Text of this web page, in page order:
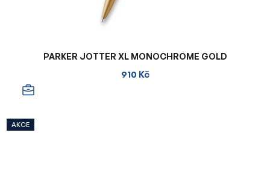
PARKER JOTTER XL MONOCHROME GOLD
910 Kč
AKCE